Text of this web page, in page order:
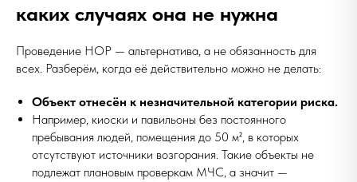
каких случаях она не нужна
Проведение НОР — альтернатива, а не обязанность для
всех. Разберём, когда её действительно можно не делать:
Объект отнесён к незначительной категории риска.
Например, киоски и павильоны без постоянного
пребывания людей, помещения до 50 м², в которых
отсутствуют источники возгорания. Такие объекты не
подлежат плановым проверкам МЧС, а значит —